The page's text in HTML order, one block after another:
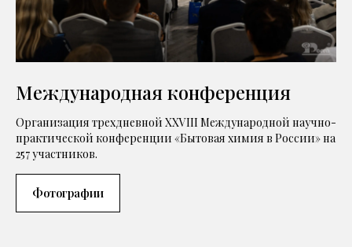
Международная конференция
Организация трехдневной XXVIII Международной научно-
практической конференции «Бытовая химия в России» на
257 участников.
Фотографии